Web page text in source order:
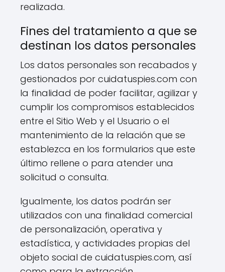
realizada.
Fines del tratamiento a que se
destinan los datos personales
Los datos personales son recabados y
gestionados por cuidatuspies.com con
la finalidad de poder facilitar, agilizar y
cumplir los compromisos establecidos
entre el Sitio Web y el Usuario o el
mantenimiento de la relación que se
establezca en los formularios que este
último rellene o para atender una
solicitud o consulta.
Igualmente, los datos podrán ser
utilizados con una finalidad comercial
de personalización, operativa y
estadística, y actividades propias del
objeto social de cuidatuspies.com, así